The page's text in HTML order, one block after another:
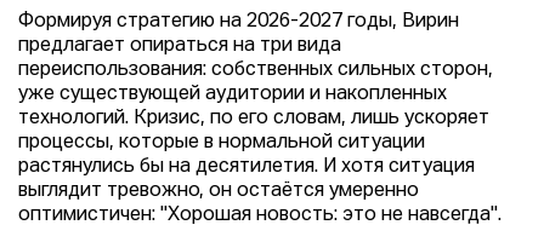
Формируя стратегию на 2026-2027 годы, Вирин
предлагает опираться на три вида
переиспользования: собственных сильных сторон,
уже существующей аудитории и накопленных
технологий. Кризис, по его словам, лишь ускоряет
процессы, которые в нормальной ситуации
растянулись бы на десятилетия. И хотя ситуация
выглядит тревожно, он остаётся умеренно
оптимистичен: "Хорошая новость: это не навсегда".